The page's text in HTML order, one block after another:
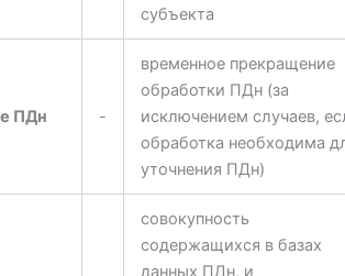
субъекта
ПДн -
временное прекращение
обработки ПДн (за
исключением случаев,
обработка необходима
уточнения ПДн)
совокупность
содержащихся в базах
данных ПДн, и